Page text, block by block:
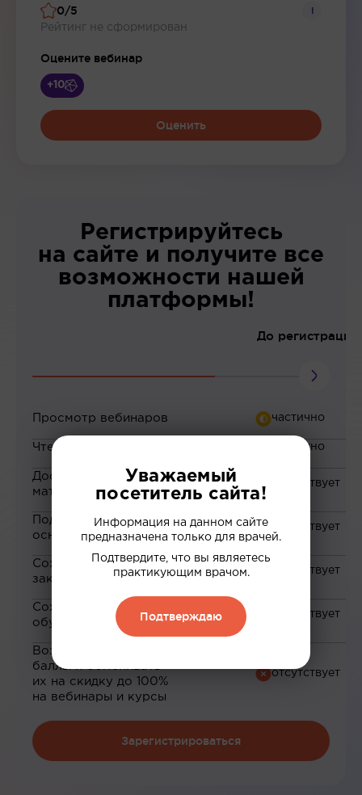
0/5
Рейтинг не сформирован
i
Оцените вебинар
+10
Оценить
Регистрируйтесь
на сайте и получите все
возможности нашей
платформы!
До регистрации
Просмотр вебинаров
Чтение статей
Доступ к закрытым
материалам
Подборка материалов на
основе ваших интересов
Сохранение материалов в
закладки
Сохранение прогресса по
обучению
Возможность зарабатывать
баллы и обменивать
их на скидку до 100%
на вебинары и курсы
Зарегистрироваться
Уважаемый
посетитель сайта!
Информация на данном сайте
предназначена только для врачей.
Подтвердите, что вы являетесь
практикующим врачом.
Подтверждаю